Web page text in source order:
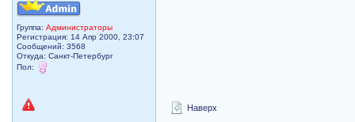
Группа:Администраторы
Регистрация: 14 Апр 2000, 23:07
Сообщений: 3568
Откуда: Санкт-Петербург
Пол:
Наверх